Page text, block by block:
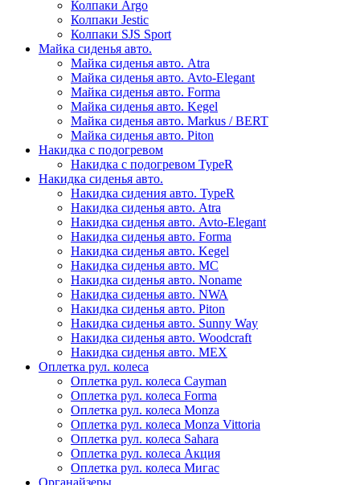
Колпаки Argo
Колпаки Jestic
Колпаки SJS Sport
Майка сиденья авто.
Майка сиденья авто. Atra
Майка сиденья авто. Avto-Elegant
Майка сиденья авто. Forma
Майка сиденья авто. Kegel
Майка сиденья авто. Markus / BERT
Майка сиденья авто. Piton
Накидка с подогревом
Накидка с подогревом TypeR
Накидка сиденья авто.
Накидка сидения авто. TypeR
Накидка сиденья авто. Atra
Накидка сиденья авто. Avto-Elegant
Накидка сиденья авто. Forma
Накидка сиденья авто. Kegel
Накидка сиденья авто. MC
Накидка сиденья авто. Noname
Накидка сиденья авто. NWA
Накидка сиденья авто. Piton
Накидка сиденья авто. Sunny Way
Накидка сиденья авто. Woodcraft
Накидка сиденья авто. МЕХ
Оплетка рул. колеса
Оплетка рул. колеса Cayman
Оплетка рул. колеса Forma
Оплетка рул. колеса Monza
Оплетка рул. колеса Monza Vittoria
Оплетка рул. колеса Sahara
Оплетка рул. колеса Акция
Оплетка рул. колеса Мигас
Органайзеры